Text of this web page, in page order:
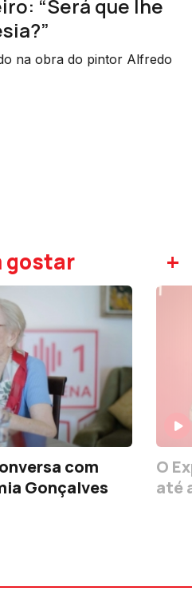
“Será que lhe
na obra do pintor Alfredo
gostar +
com
Gonçalves
O
até